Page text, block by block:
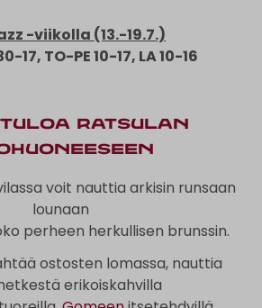
-viikolla (13.-19.7.)
17, TO-PE 10-17, LA 10-16
Ratsulan
voit nauttia arkisin runsaan
lounaan
perheen herkullisen brunssin.
ostosten lomassa, nauttia
erikoiskahvilla